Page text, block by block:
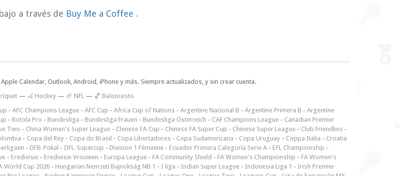
a través de Buy Me a Coffee .
Calendar, Outlook, Android, iPhone y más. Siempre actualizados, y sin crear cuenta.
— 🏑 Hockey — 🏈 NFL — 🏀 Baloncesto
- AFC Champions League - AFC Cup - Africa Cup of Nations - Argentine Nacional B - Argentine Primera B - Argentine
- Botola Pro - Bundesliga - Bundesliga Frauen - Bundesliga Österreich - CAF Champions League - Canadian Premier
Two - China Women's Super League - Chinese FA Cup - Chinese FA Super Cup - Chinese Super League - Club Friendlies -
- Copa del Rey - Copa do Brasil - Copa Libertadores - Copa Sudamericana - Copa Uruguay - Coppa Italia - Croatia
- DFB-Pokal - DFL-Supercup - Division 1 Féminine - Ecuador Primera Categoría Serie A - EFL Championship -
- Eredivisie - Eredivisie Vrouwen - Europa League - FA Community Shield - FA Women's Championship - FA Women's
World Cup 2026 - Hungarian Nemzeti Bajnokság NB 1 - I liga - Indian Super League - Indonesia Liga 1 - Irish Premier